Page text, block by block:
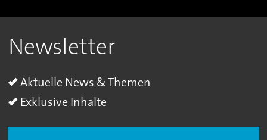
Newsletter
Aktuelle News & Themen
Exklusive Inhalte